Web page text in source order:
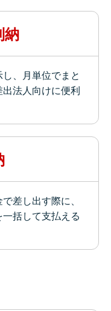
納
、月単位でまと
法人向けに便利
差し出す際に、
括して支払える